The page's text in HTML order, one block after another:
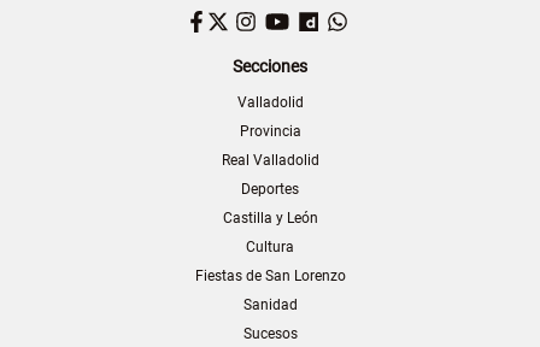
Facebook
TwitterInstagram
YouTubeDailymotion
Secciones
Valladolid
Provincia
Real Valladolid
Deportes
Castilla y León
Cultura
Fiestas de San Lorenzo
Sanidad
Sucesos